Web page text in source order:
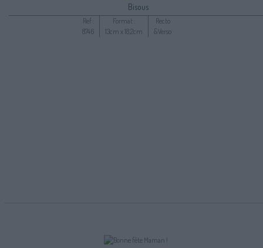
Bisous
Ref :
8746
Format :
13cm x 18,2cm
Recto
&Verso